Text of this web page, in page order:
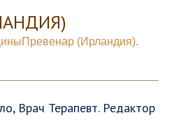
(Ирландия).
Врач Терапевт. Редактор